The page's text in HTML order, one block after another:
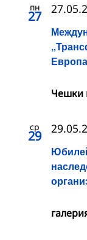
пн
27
Чешки
ср
29